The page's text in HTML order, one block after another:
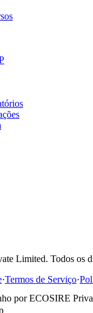
Limited. Todos os
·Termos de Serviço·
por ECOSIRE